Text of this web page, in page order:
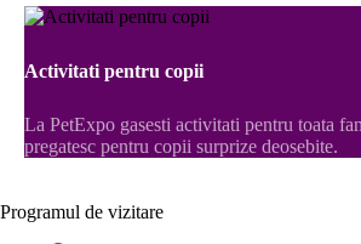
Activitati pentru copii
La PetExpo gasesti activitati pentru toata
pregatesc pentru copii surprize deosebite.
Programul de vizitare